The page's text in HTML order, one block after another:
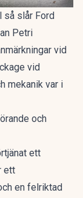
så slår Ford
Petri
vid
vid
mekanik var i
och
ett
ett
en felriktad